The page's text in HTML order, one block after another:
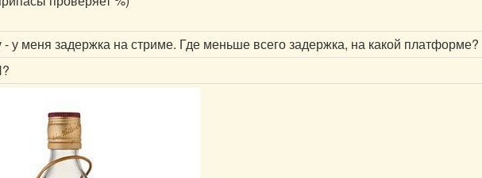
- у меня задержка на стриме. Где меньше всего задержка, на какой платформе?